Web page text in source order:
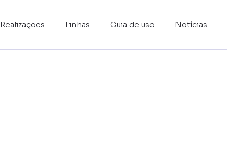
Realizações Linhas Guia de uso Notícias